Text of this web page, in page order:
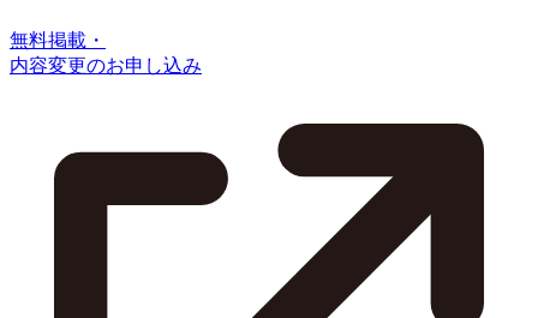
無料掲載・
内容変更のお申し込み